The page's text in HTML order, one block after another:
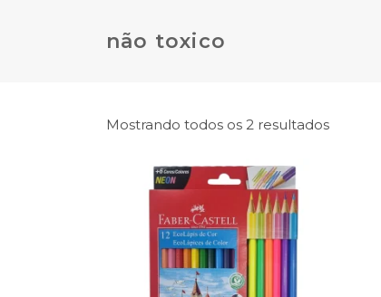
não toxico
Mostrando todos os 2 resultados